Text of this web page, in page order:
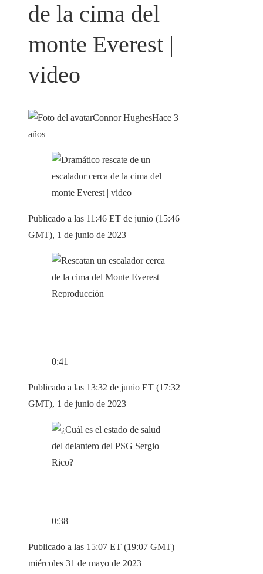
de la cima del
monte Everest |
video
Connor HughesHace 3
años
Publicado a las 11:46 ET de junio (15:46
GMT), 1 de junio de 2023
Reproducción
0:41
Publicado a las 13:32 de junio ET (17:32
GMT), 1 de junio de 2023
0:38
Publicado a las 15:07 ET (19:07 GMT)
miércoles 31 de mayo de 2023